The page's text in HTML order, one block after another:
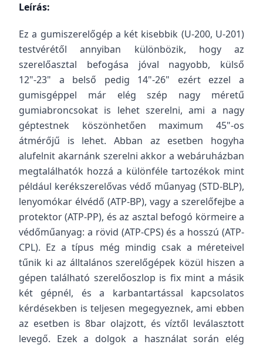
Leírás:
Ez a gumiszerelőgép a két kisebbik (U-200, U-201)
testvérétől annyiban különbözik, hogy az
szerelőasztal befogása jóval nagyobb, külső
12"-23" a belső pedig 14"-26" ezért ezzel a
gumisgéppel már elég szép nagy méretű
gumiabroncsokat is lehet szerelni, ami a nagy
géptestnek köszönhetően maximum 45"-os
átmérőjű is lehet. Abban az esetben hogyha
alufelnit akarnánk szerelni akkor a webáruházban
megtalálhatók hozzá a különféle tartozékok mint
például kerékszerelővas védő műanyag (STD-BLP),
lenyomókar élvédő (ATP-BP), vagy a szerelőfejbe a
protektor (ATP-PP), és az asztal befogó körmeire a
védőműanyag: a rövid (ATP-CPS) és a hosszú (ATP-
CPL). Ez a típus még mindig csak a méreteivel
tűnik ki az álltalános szerelőgépek közül hiszen a
gépen található szerelőoszlop is fix mint a másik
két gépnél, és a karbantartással kapcsolatos
kérdésekben is teljesen megegyeznek, ami ebben
az esetben is 8bar olajzott, és víztől leválasztott
levegő. Ezek a dolgok a használat során elég